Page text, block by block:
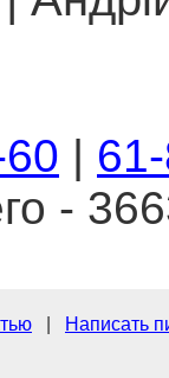
|
-
Написать